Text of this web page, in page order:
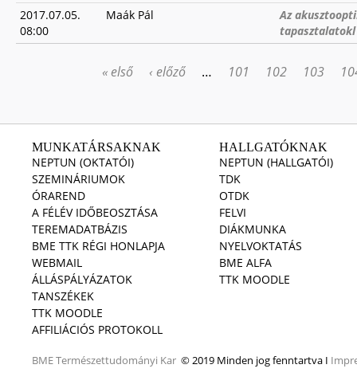
2017.07.05.
08:00
Maák Pál
Az
tapasztalatokl
« első ‹ előző … 101 102 103
MUNKATÁRSAKNAK
NEPTUN (OKTATÓI)
SZEMINÁRIUMOK
ÓRAREND
A FÉLÉV IDŐBEOSZTÁSA
TEREMADATBÁZIS
BME TTK RÉGI HONLAPJA
WEBMAIL
ÁLLÁSPÁLYÁZATOK
TANSZÉKEK
TTK MOODLE
AFFILIÁCIÓS PROTOKOLL
BMETermészettudományi Kar © 2019 Minden jog fenntartva I
HALLGATÓKNAK
NEPTUN (HALLGATÓI)
TDK
OTDK
FELVI
DIÁKMUNKA
NYELVOKTATÁS
BME ALFA
TTK MOODLE